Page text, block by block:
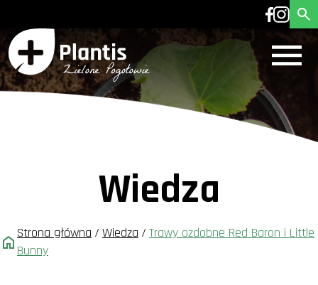
Wiedza
Strona główna / Wiedza / Trawy ozdobne Red Baron i Little
Bunny